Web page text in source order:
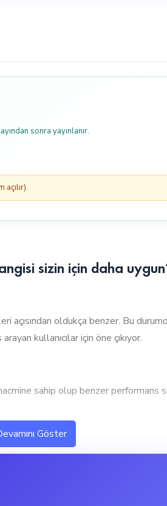
sonra yayınlanır.
sizin için daha
oldukça benzer. Bu
kullanıcılar için öne çıkıyor.
sahip olup benzer performans
isteyen kullanıcılar için
sahip olup benzer çekiş gücü
Göster